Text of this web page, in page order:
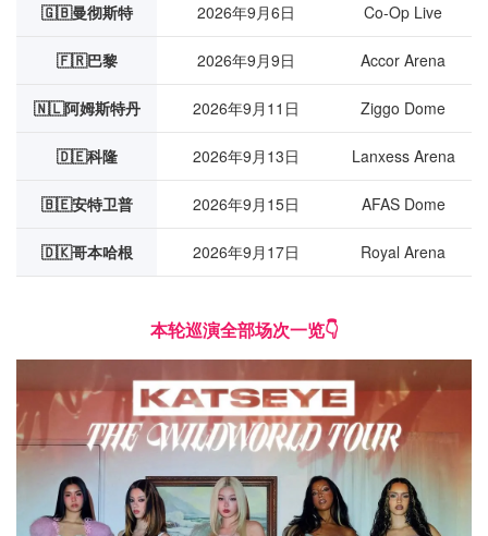
🇬🇧曼彻斯特 2026年9月6日 Co-Op Live
🇫🇷巴黎 2026年9月9日 Accor Arena
🇳🇱阿姆斯特丹 2026年9月11日 Ziggo Dome
🇩🇪科隆 2026年9月13日 Lanxess Arena
🇧🇪安特卫普 2026年9月15日 AFAS Dome
🇩🇰哥本哈根 2026年9月17日 Royal Arena
本轮巡演全部场次一览👇